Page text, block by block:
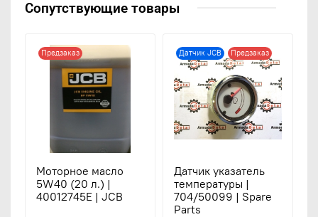
Сопутствующие товары
Предзаказ
Моторное масло
5W40 (20 л.) |
40012745E | JCB
Датчик JCB Предзаказ
Датчик указатель
температуры |
704/50099 | Spare
Parts